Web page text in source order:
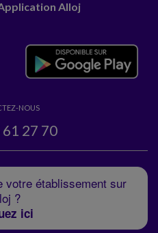
Alloj
NOUS
27 70
votre établissement sur
?
ici